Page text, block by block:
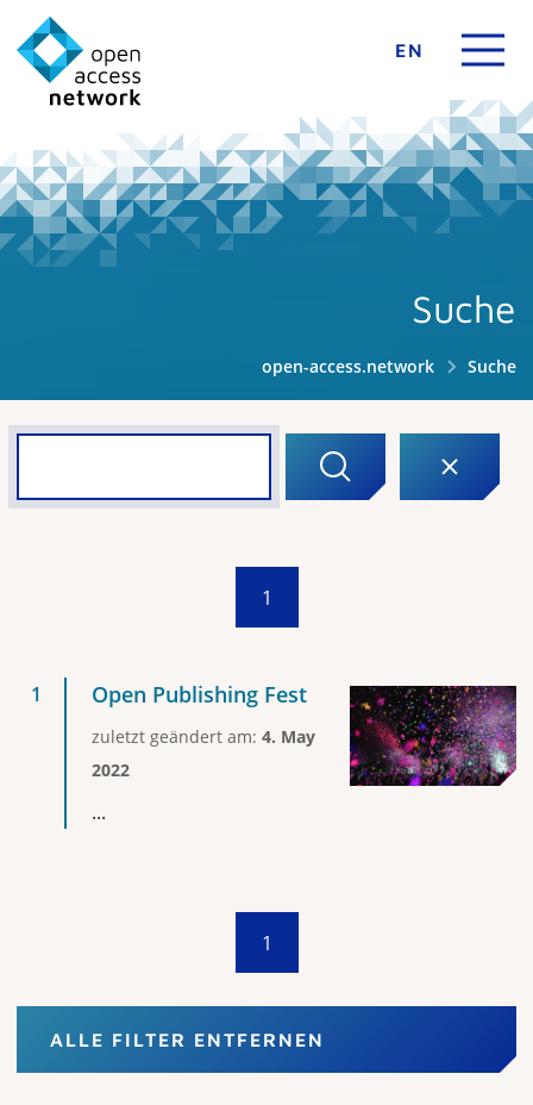
EN
Suche
open-access.network Suche
1
Open Publishing Fest
zuletzt geändert am: 4. May
2022
...
1
ALLE FILTER ENTFERNEN